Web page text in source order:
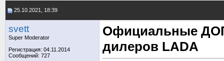
25.10.2021, 18:39
svett
Super Moderator
Регистрация: 04.11.2014
Сообщений: 727
Официальные
дилеров LADA